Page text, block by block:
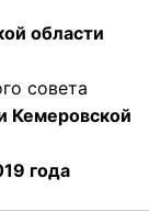
области
совета
Кемеровской
года